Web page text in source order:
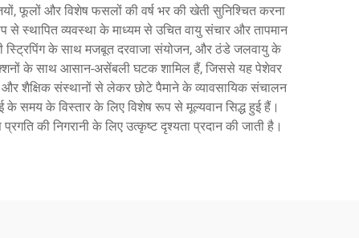
फूलों और विशेष फसलों की वर्ष भर की खेती सुनिश्चित करना
स्थापित व्यवस्था के माध्यम से उचित वायु संचार और तापमान
स्ट्रिपिंग के साथ मजबूत दरवाजा संयोजन, और ठंडे जलवायु के
के साथ आसान-असेंबली घटक शामिल हैं, जिससे यह पेशेवर
और शैक्षिक संस्थानों से लेकर छोटे पैमाने के व्यावसायिक संचालन
समय के विस्तार के लिए विशेष रूप से मूल्यवान सिद्ध हुई हैं।
की निगरानी के लिए उत्कृष्ट दृश्यता प्रदान की जाती है।